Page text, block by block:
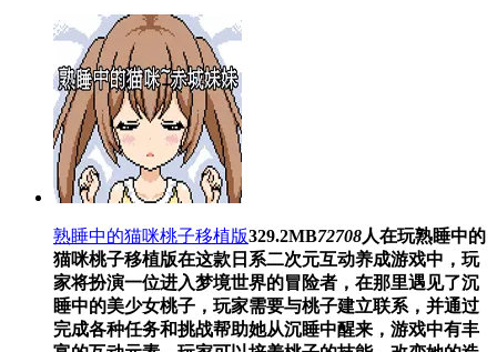
熟睡中的猫咪桃子移植版329.2MB72708人在玩熟睡中的
猫咪桃子移植版在这款日系二次元互动养成游戏中，玩
家将扮演一位进入梦境世界的冒险者，在那里遇见了沉
睡中的美少女桃子，玩家需要与桃子建立联系，并通过
完成各种任务和挑战帮助她从沉睡中醒来，游戏中有丰